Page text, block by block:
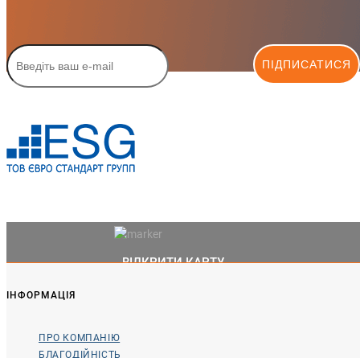
ПІДПИСАТИСЯ
ВІДКРИТИ КАРТУ
ІНФОРМАЦІЯ
ПРО КОМПАНІЮ
БЛАГОДІЙНІСТЬ